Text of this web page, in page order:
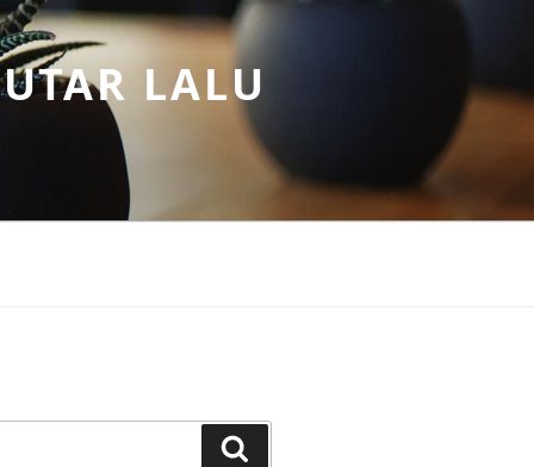
LALU